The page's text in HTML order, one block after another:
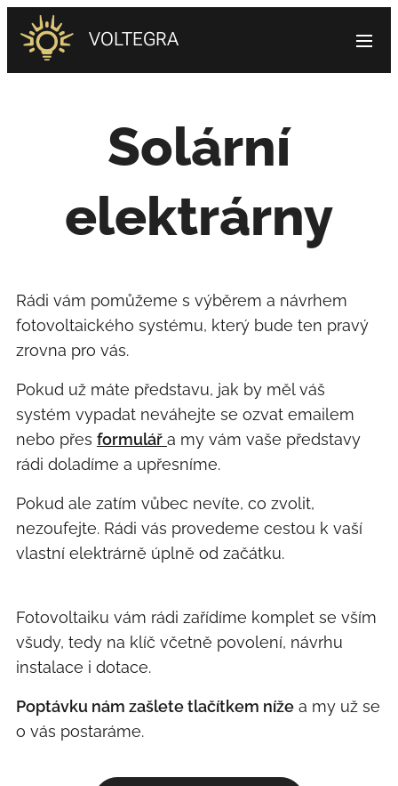
VOLTEGRA
Solární
elektrárny
Rádi vám pomůžeme s výběrem a návrhem
fotovoltaického systému, který bude ten pravý
zrovna pro vás.
Pokud už máte představu, jak by měl váš
systém vypadat neváhejte se ozvat emailem
nebo přes formulář a my vám vaše představy
rádi doladíme a upřesníme.
Pokud ale zatím vůbec nevíte, co zvolit,
nezoufejte. Rádi vás provedeme cestou k vaší
vlastní elektrárně úplně od začátku.
Fotovoltaiku vám rádi zařídíme komplet se vším
všudy, tedy na klíč včetně povolení, návrhu
instalace i dotace.
Poptávku nám zašlete tlačítkem níže a my už se
o vás postaráme.